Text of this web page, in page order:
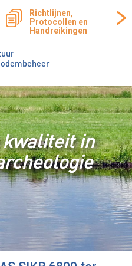
Richtlijnen,
Protocollen en
Handreikingen
in